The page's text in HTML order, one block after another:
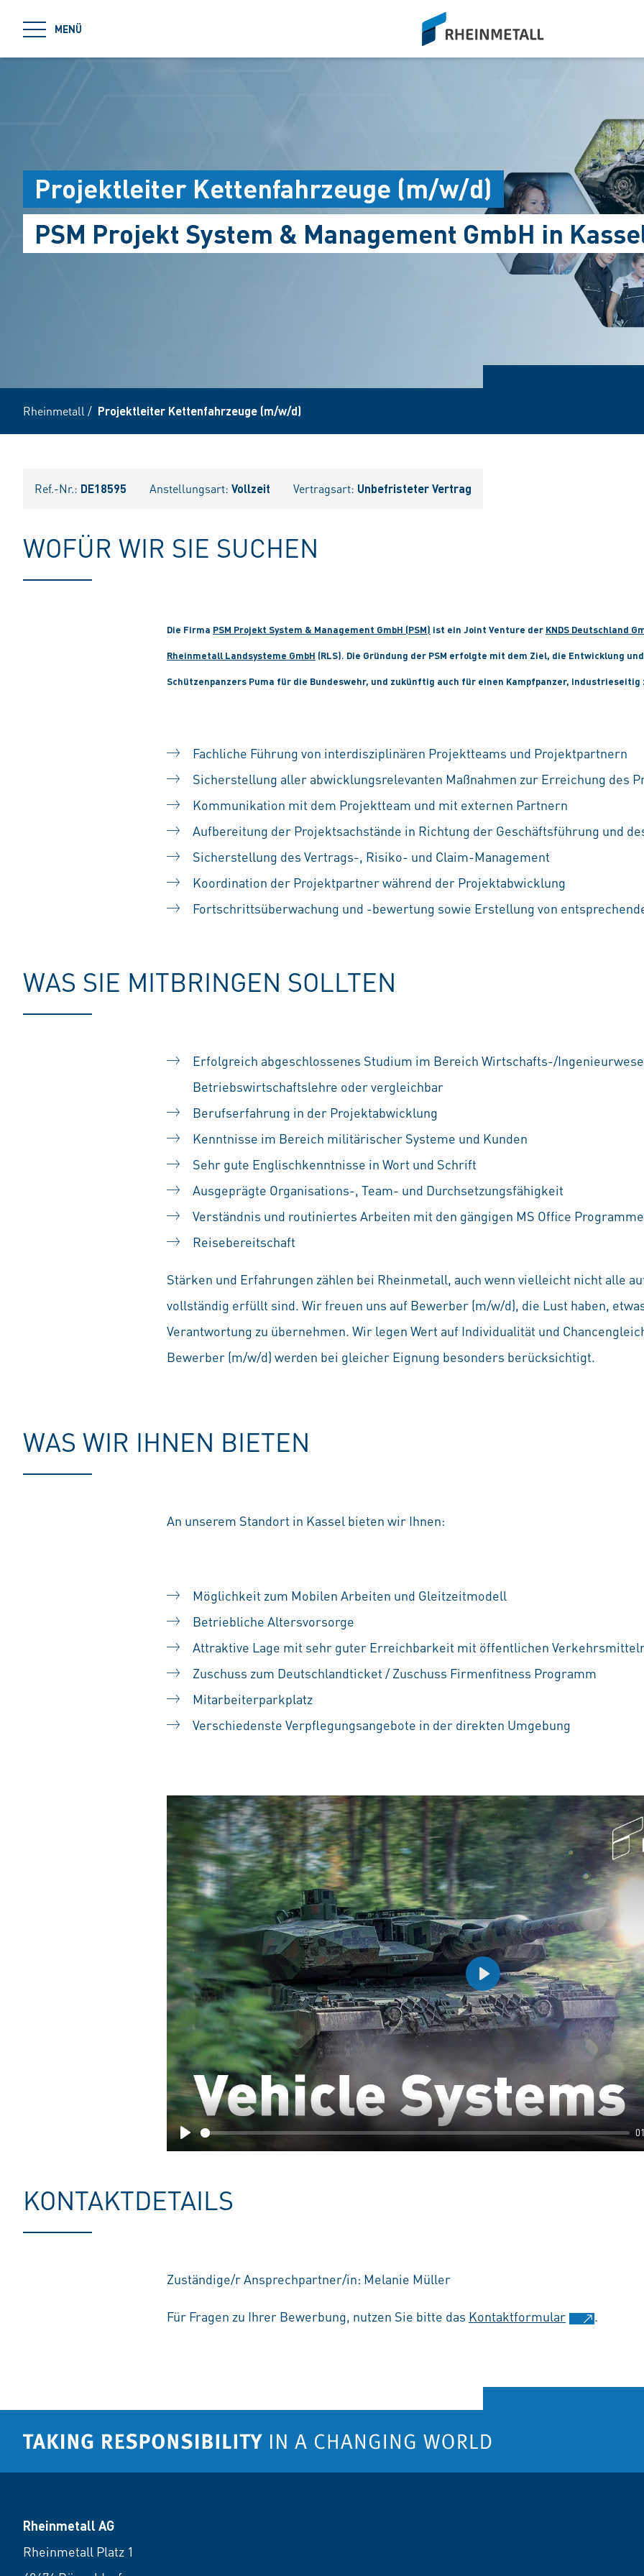
MENÜ
siteLogo
Projektleiter Kettenfahrzeuge (m/w/d)
PSM Projekt System & Management GmbH in
Rheinmetall / Projektleiter Kettenfahrzeuge (m/w/d)
Ref.-Nr.: DE18595 Anstellungsart: Vollzeit Vertragsart: Unbefristeter Vertrag
WOFÜR WIR SIE SUCHEN
Die Firma PSM Projekt System & Management GmbH (PSM) ist ein Joint Venture der KNDS Deutschland
Rheinmetall Landsysteme GmbH (RLS). Die Gründung der PSM erfolgte mit dem Ziel, die Entwicklung
Schützenpanzers Puma für die Bundeswehr, und zukünftig auch für einen Kampfpanzer, industrieseitig
Fachliche Führung von interdisziplinären Projektteams und Projektpartnern
Sicherstellung aller abwicklungsrelevanten Maßnahmen zur Erreichung des
Kommunikation mit dem Projektteam und mit externen Partnern
Aufbereitung der Projektsachstände in Richtung der Geschäftsführung und
Sicherstellung des Vertrags-, Risiko- und Claim-Management
Koordination der Projektpartner während der Projektabwicklung
Fortschrittsüberwachung und -bewertung sowie Erstellung von
WAS SIE MITBRINGEN SOLLTEN
Erfolgreich abgeschlossenes Studium im Bereich Wirtschafts-/
Betriebswirtschaftslehre oder vergleichbar
Berufserfahrung in der Projektabwicklung
Kenntnisse im Bereich militärischer Systeme und Kunden
Sehr gute Englischkenntnisse in Wort und Schrift
Ausgeprägte Organisations-, Team- und Durchsetzungsfähigkeit
Verständnis und routiniertes Arbeiten mit den gängigen MS Office
Reisebereitschaft
Stärken und Erfahrungen zählen bei Rheinmetall, auch wenn vielleicht nicht alle
vollständig erfüllt sind. Wir freuen uns auf Bewerber (m/w/d), die Lust haben,
Verantwortung zu übernehmen. Wir legen Wert auf Individualität und
Bewerber (m/w/d) werden bei gleicher Eignung besonders berücksichtigt.
WAS WIR IHNEN BIETEN
An unserem Standort in Kassel bieten wir Ihnen:
Möglichkeit zum Mobilen Arbeiten und Gleitzeitmodell
Betriebliche Altersvorsorge
Attraktive Lage mit sehr guter Erreichbarkeit mit öffentlichen
Zuschuss zum Deutschlandticket / Zuschuss Firmenfitness Programm
Mitarbeiterparkplatz
Verschiedenste Verpflegungsangebote in der direkten Umgebung
Play
Play
KONTAKTDETAILS
Zuständige/r Ansprechpartner/in: Melanie Müller
Für Fragen zu Ihrer Bewerbung, nutzen Sie bitte das Kontaktformular .
Rheinmetall AG
Rheinmetall Platz 1